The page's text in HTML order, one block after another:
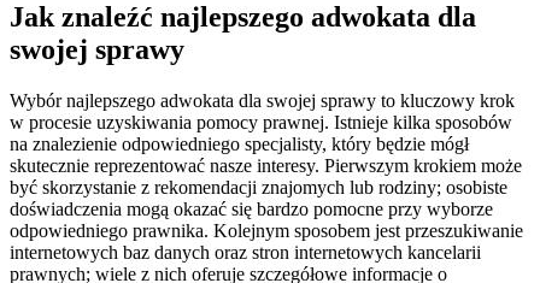
Jak znaleźć najlepszego adwokata dla
swojej sprawy
Wybór najlepszego adwokata dla swojej sprawy to kluczowy krok
w procesie uzyskiwania pomocy prawnej. Istnieje kilka sposobów
na znalezienie odpowiedniego specjalisty, który będzie mógł
skutecznie reprezentować nasze interesy. Pierwszym krokiem może
być skorzystanie z rekomendacji znajomych lub rodziny; osobiste
doświadczenia mogą okazać się bardzo pomocne przy wyborze
odpowiedniego prawnika. Kolejnym sposobem jest przeszukiwanie
internetowych baz danych oraz stron internetowych kancelarii
prawnych; wiele z nich oferuje szczegółowe informacje o